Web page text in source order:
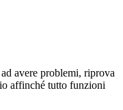
avere problemi, riprova
affinché tutto funzioni